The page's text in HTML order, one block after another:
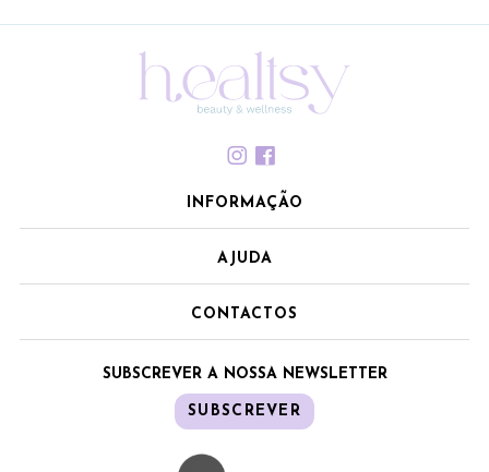
INFORMAÇÃO
AJUDA
CONTACTOS
SUBSCREVER A NOSSA NEWSLETTER
SUBSCREVER